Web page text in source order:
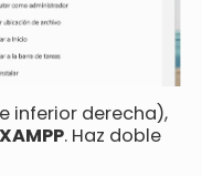
inferior derecha),
. Haz doble